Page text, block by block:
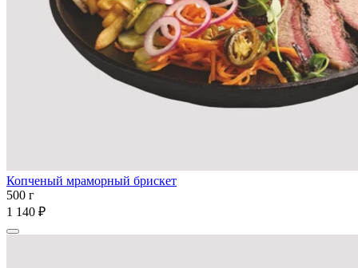
Копченый мраморный брискет
500 г
1 140 ₽